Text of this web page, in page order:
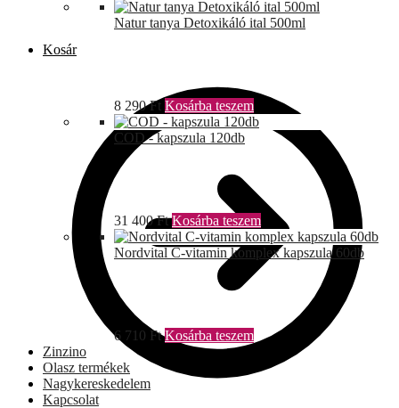
Kosár
Natur tanya Detoxikáló ital 500ml
8 290Ft Kosárba teszem
COD - kapszula 120db
31 400Ft Kosárba teszem
Nordvital C-vitamin komplex kapszula 60db
6 710 Ft Kosárba teszem
Zinzino
Olasz termékek
Nagykereskedelem
Kapcsolat